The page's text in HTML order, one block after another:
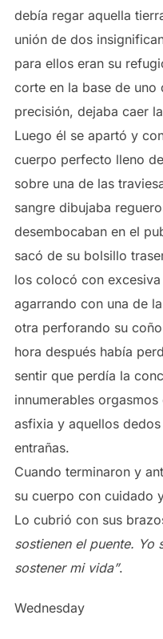
debía regar aquella
unión de dos
para ellos eran su
corte en la base de uno
precisión, dejaba caer
Luego él se apartó y
cuerpo perfecto lleno
sobre una de las
sangre dibujaba
desembocaban en el
sacó de su bolsillo
los colocó con
agarrando con una de
otra perforando su
hora después había
sentir que perdía la
innumerables
asfixia y aquellos
entrañas.
Cuando terminaron y
su cuerpo con cuidado
Lo cubrió con sus
sostienen el puente. Yo
sostener mi vida”.
Wednesday